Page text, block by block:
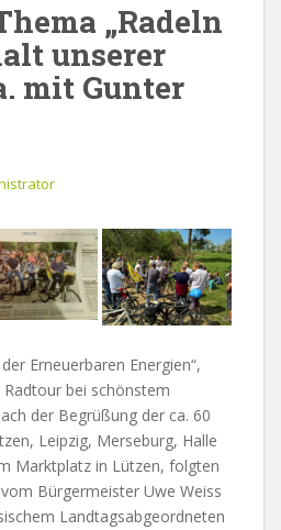
„Radeln
unserer
mit Gunter
Erneuerbaren Energien“,
bei schönstem
der Begrüßung der ca. 60
Leipzig, Merseburg, Halle
Marktplatz in Lützen, folgten
Bürgermeister Uwe Weiss
Landtagsabgeordneten